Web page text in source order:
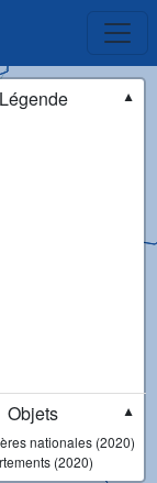
LG)
Légende
▼
Objets
▼
nationales (2020)
(2020)